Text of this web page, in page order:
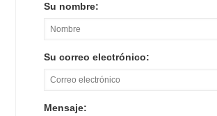
Su nombre:
Su correo electrónico:
Mensaje: